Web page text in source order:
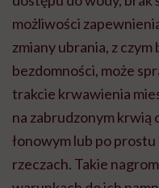
możliwości
zmiany ubrania, z
bezdomności, może
trakcie krwawienia
na zabrudzonym krwią
łonowym lub po
rzeczach. Takie